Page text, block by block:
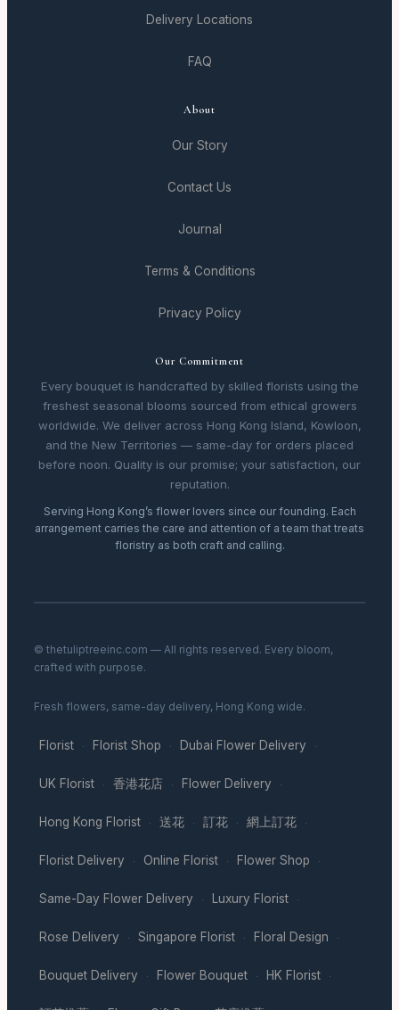
Delivery Locations
FAQ
About
Our Story
Contact Us
Journal
Terms & Conditions
Privacy Policy
Our Commitment
Every bouquet is handcrafted by skilled florists using the
freshest seasonal blooms sourced from ethical growers
worldwide. We deliver across Hong Kong Island, Kowloon,
and the New Territories — same-day for orders placed
before noon. Quality is our promise; your satisfaction, our
reputation.
Serving Hong Kong’s flower lovers since our founding. Each
arrangement carries the care and attention of a team that treats
floristry as both craft and calling.
© thetuliptreeinc.com — All rights reserved. Every bloom,
crafted with purpose.
Fresh flowers, same-day delivery, Hong Kong wide.
Florist · Florist Shop · Dubai Flower Delivery ·
UK Florist · 香港花店 · Flower Delivery ·
Hong Kong Florist · 送花 · 訂花 · 網上訂花 ·
Florist Delivery · Online Florist · Flower Shop ·
Same-Day Flower Delivery · Luxury Florist ·
Rose Delivery · Singapore Florist · Floral Design ·
Bouquet Delivery · Flower Bouquet · HK Florist ·